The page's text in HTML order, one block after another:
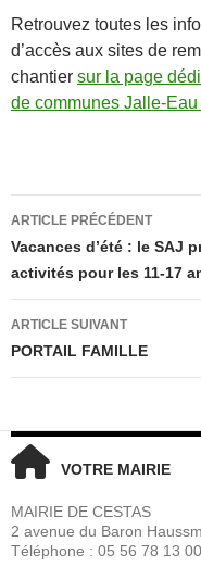
Retrouvez toutes les
d’accès aux sites de
chantier sur la page
de communes Jalle-Eau
Navigation
articles
ARTICLE PRÉCÉDENT
Vacances d’été : le SAJ
activités pour les 11-17
ARTICLE SUIVANT
PORTAIL FAMILLE
VOTRE MAIRIE
MAIRIE DE CESTAS
2 avenue du Baron
Téléphone : 05 56 78 13 00